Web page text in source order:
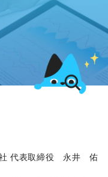
社 代表取締役 永井 佑